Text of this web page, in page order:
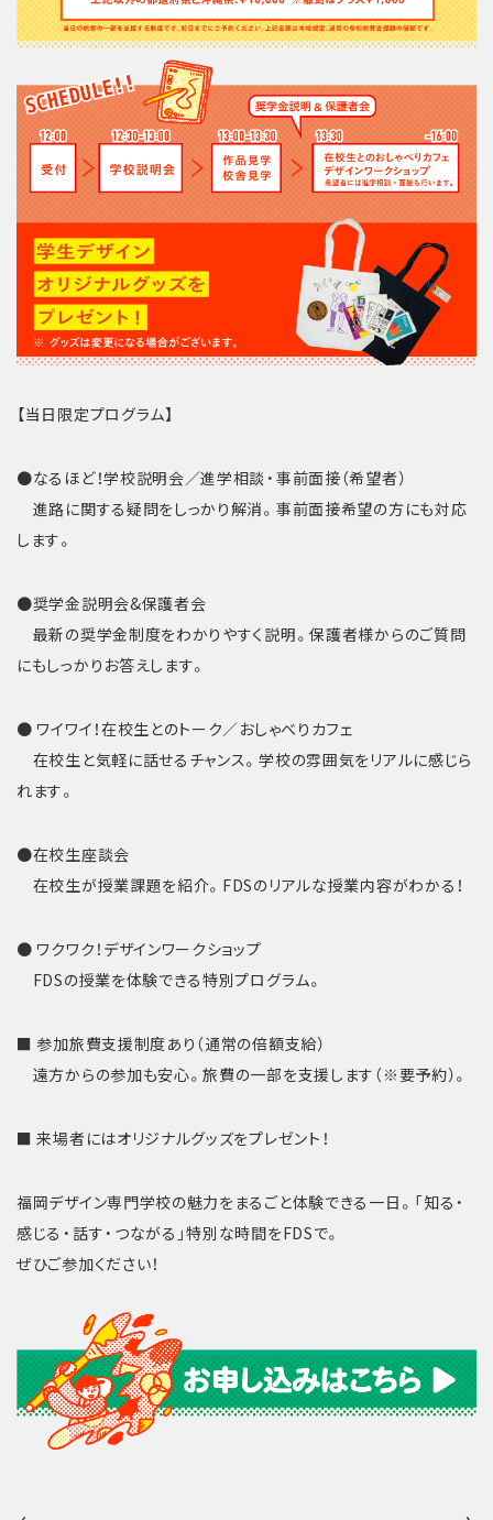
【当日限定プログラム】
●なるほど！学校説明会／進学相談・事前面接（希望者）
進路に関する疑問をしっかり解消。事前面接希望の方にも対応
します。
●奨学金説明会&保護者会
最新の奨学金制度をわかりやすく説明。保護者様からのご質問
にもしっかりお答えします。
● ワイワイ！在校生とのトーク／おしゃべりカフェ
在校生と気軽に話せるチャンス。学校の雰囲気をリアルに感じら
れます。
●在校生座談会
在校生が授業課題を紹介。FDSのリアルな授業内容がわかる！
● ワクワク！デザインワークショップ
FDSの授業を体験できる特別プログラム。
■ 参加旅費支援制度あり（通常の倍額支給）
遠方からの参加も安心。旅費の一部を支援します（※要予約）。
■ 来場者にはオリジナルグッズをプレゼント！
福岡デザイン専門学校の魅力をまるごと体験できる一日。「知る・
感じる・話す・つながる」特別な時間をFDSで。
ぜひご参加ください！